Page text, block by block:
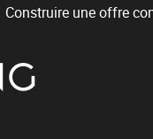
Construire une offre